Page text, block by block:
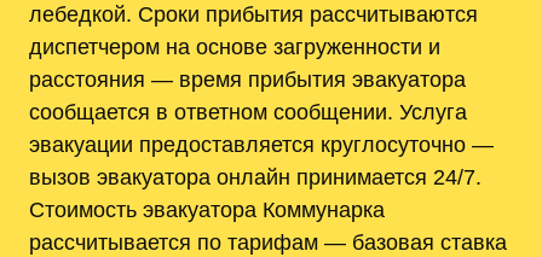
лебедкой. Сроки прибытия рассчитываются
диспетчером на основе загруженности и
расстояния — время прибытия эвакуатора
сообщается в ответном сообщении. Услуга
эвакуации предоставляется круглосуточно —
вызов эвакуатора онлайн принимается 24/7.
Стоимость эвакуатора Коммунарка
рассчитывается по тарифам — базовая ставка